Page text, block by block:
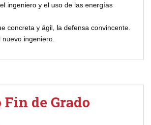
ingeniero y el uso de las energías
concreta y ágil, la defensa convincente.
ingeniero.
de Grado